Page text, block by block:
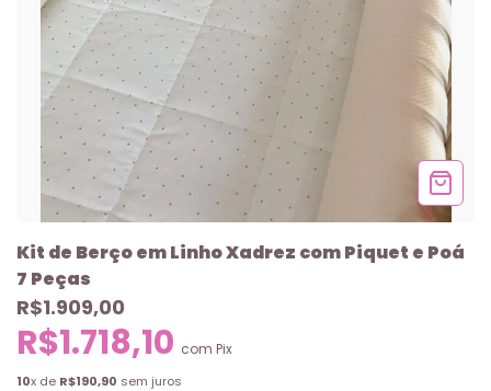
Kit de Berço em Linho Xadrez com Piquet e Poá
7 Peças
R$1.909,00
R$1.718,10 com Pix
10x de R$190,90 sem juros